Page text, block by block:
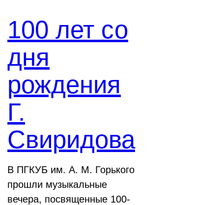
100 лет со
дня
рождения
Г.
Свиридова
В ПГКУБ им. А. М. Горького
прошли музыкальные
вечера, посвященные 100-